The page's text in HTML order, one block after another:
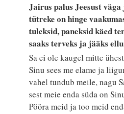
Jairus palus Jeesust
tütreke on hinge
tuleksid, paneksid käed
saaks terveks ja jääks
Sa ei ole kaugel mitte
Sinu sees me elame ja
vahel tundub meile, nagu
sest meie enda süda on
Pööra meid ja too meid